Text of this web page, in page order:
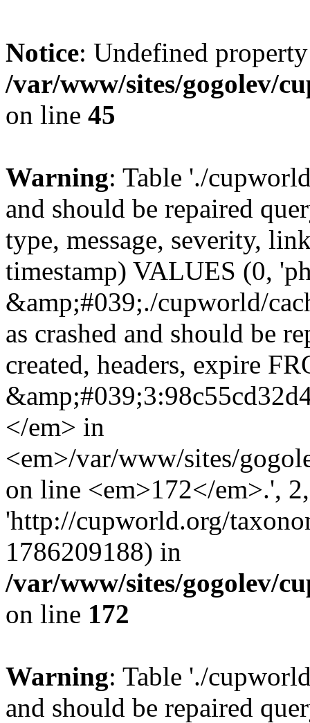
Notice: Undefined
/var/www/sites/gogolev/
on line 45
Warning: Table './
and should be repaired
type, message, severity,
timestamp) VALUES (0,
&amp;#039;./cupworld/
as crashed and should be
created, headers, expire
</em> in
<em>/var/www/sites/
on line <em>172</em>.',
'http://cupworld.org/
1786209188) in
/var/www/sites/gogolev/
on line 172
Warning: Table './
and should be repaired